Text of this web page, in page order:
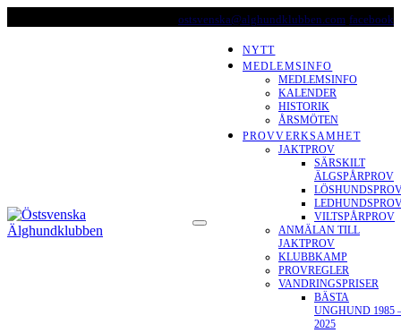
to
ostsvenska@alghundklubben.com facebook
ÖSTSVENSKA
ÄLGHUNDKLUBBEN
NYTT
MEDLEMSINFO
MEDLEMSINFO
KALENDER
HISTORIK
ÅRSMÖTEN
PROVVERKSAMHET
JAKTPROV
SÄRSKILT
ÄLGSPÅRPROV
VILTSPÅRPROV
ANMÄLAN TILL
JAKTPROV
KLUBBKAMP
PROVREGLER
VANDRINGSPRISER
BÄSTA
UNGHUND 1985
2025